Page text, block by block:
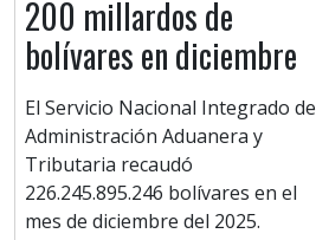
200 millardos de
bolívares en diciembre
El Servicio Nacional Integrado de
Administración Aduanera y
Tributaria recaudó
226.245.895.246 bolívares en el
mes de diciembre del 2025.